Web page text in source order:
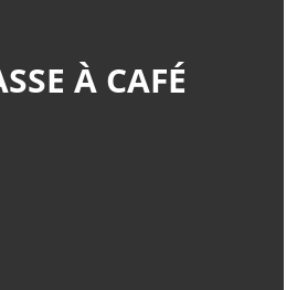
À CAFÉ